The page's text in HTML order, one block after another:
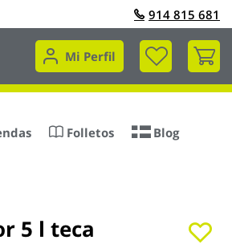
914 815 681
Mi Perfil
Mi
Folletos Blog
5 l teca